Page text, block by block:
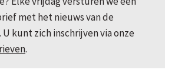
met het nieuws van de
kunt zich inschrijven via onze
.